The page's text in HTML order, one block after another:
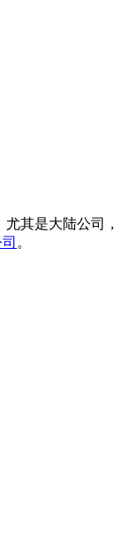
其是大陆公司，
。